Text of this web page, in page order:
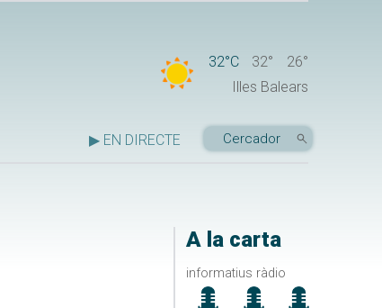
32°C 32°
26°
Illes Balears
▶ EN DIRECTE
A la carta
informatius ràdio